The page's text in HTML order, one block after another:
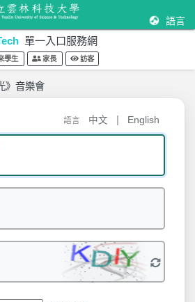
語言
單一入口服務網
學生 家長 訪客
》音樂會
語言 中文 English